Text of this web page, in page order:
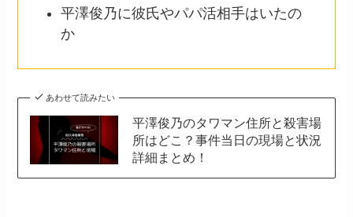
平澤俊乃に彼氏やパパ活相手はいたの
か
あわせて読みたい
平澤俊乃のタワマン住所と殺害場
所はどこ？事件当日の現場と状況
詳細まとめ！